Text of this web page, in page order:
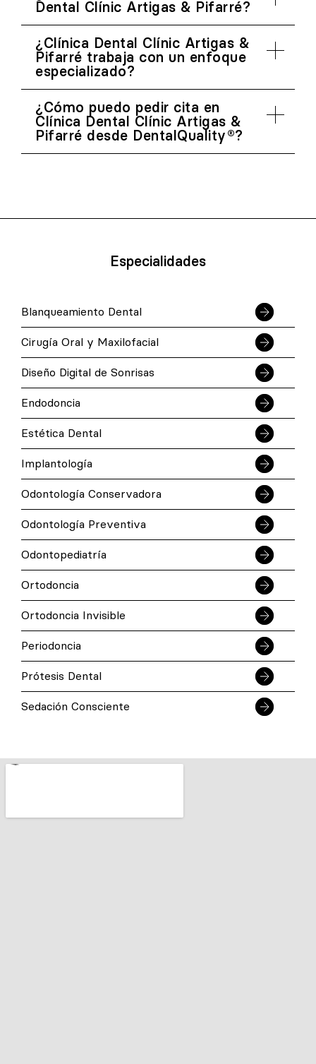
Dental Clínic Artigas & Pifarré?
¿Clínica Dental Clínic Artigas &
Pifarré trabaja con un enfoque
especializado?
¿Cómo puedo pedir cita en
Clínica Dental Clínic Artigas &
Pifarré desde DentalQuality®?
Especialidades
Blanqueamiento Dental
Cirugía Oral y Maxilofacial
Diseño Digital de Sonrisas
Endodoncia
Estética Dental
Implantología
Odontología Conservadora
Odontología Preventiva
Odontopediatría
Ortodoncia
Ortodoncia Invisible
Periodoncia
Prótesis Dental
Sedación Consciente